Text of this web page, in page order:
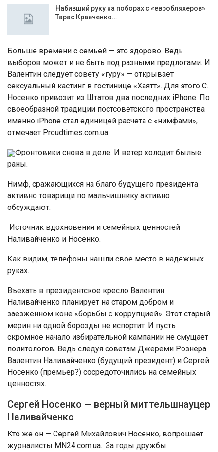
Набивший руку на поборах с «евробляхеров»
Тарас Кравченко…
Больше времени с семьей — это здорово. Ведь
выборов может и не быть под разными предлогами. И
Валентин следует совету «гуру» — открывает
сексуальный кастинг в гостинице «Хаятт». Для этого С.
Носенко привозит из Штатов два последних iPhone. По
своеобразной традиции постсоветского пространства
именно iPhone стал единицей расчета с «нимфами»,
отмечает Proudtimes.com.ua.
Фронтовики снова в деле. И ветер холодит былые
раны.
Нимф, сражающихся на благо будущего президента
активно товарищи по мальчишнику активно
обсуждают:
Источник вдохновения и семейных ценностей
Наливайченко и Носенко.
Как видим, телефоны нашли свое место в надежных
руках.
Въехать в президентское кресло Валентин
Наливайченко планирует на старом добром и
заезженном коне «борьбы с коррупцией». Этот старый
мерин ни одной борозды не испортит. И пусть
скромное начало избирательной кампании не смущает
политологов. Ведь следуя советам Джереми Рознера
Валентин Наливайченко (будущий президент) и Сергей
Носенко (премьер?) сосредоточились на семейных
ценностях.
Сергей Носенко — верный миттельшнауцер
Наливайченко
Кто же он — Сергей Михайлович Носенко, вопрошает
журналисты MN24.com.ua.. За годы дружбы